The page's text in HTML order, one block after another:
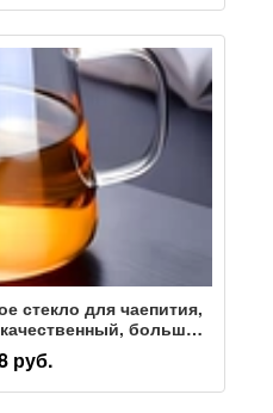
стекло для чаепития,
большой
чай, чашка Хайгун,
высоким содержанием
чайник
руб.